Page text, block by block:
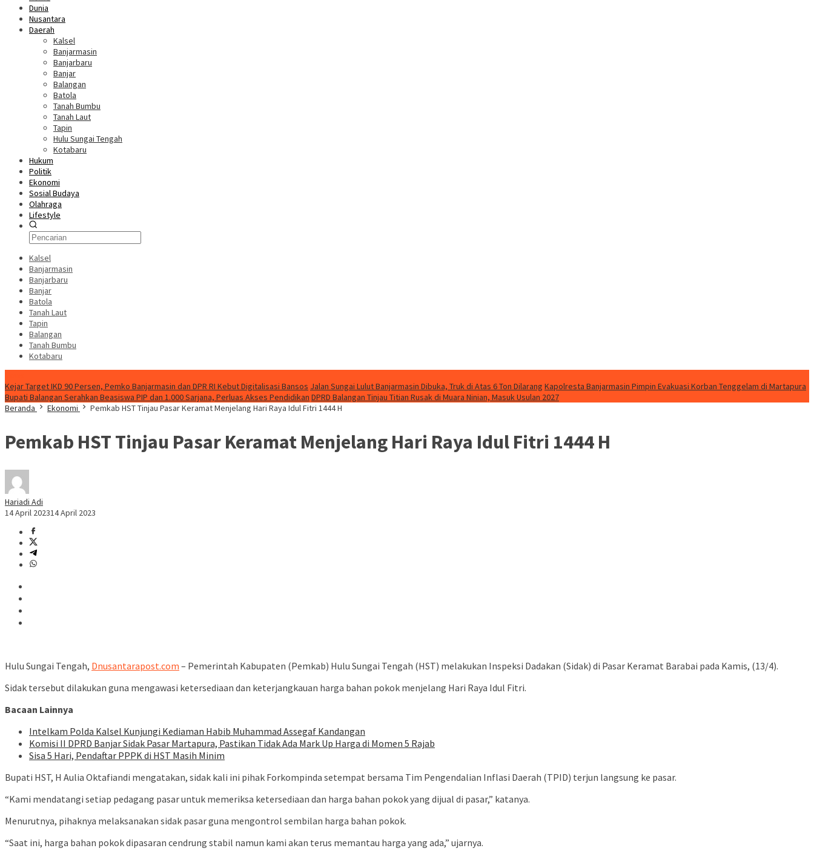
Dunia
Nusantara
Daerah
Kalsel
Banjarmasin
Banjarbaru
Banjar
Balangan
Batola
Tanah Bumbu
Tanah Laut
Tapin
Hulu Sungai Tengah
Kotabaru
Hukum
Politik
Ekonomi
Sosial Budaya
Olahraga
Lifestyle
Kalsel
Banjarmasin
Banjarbaru
Banjar
Batola
Tanah Laut
Tapin
Balangan
Tanah Bumbu
Kotabaru
Kejar Target IKD 90 Persen, Pemko Banjarmasin dan DPR RI Kebut Digitalisasi Bansos Jalan Sungai Lulut Banjarmasin Dibuka, Truk di Atas 6 Ton Dilarang Kapolresta Banjarmasin Pimpin Evakuasi Korban Tenggelam di Martapura
Bupati Balangan Serahkan Beasiswa PIP dan 1.000 Sarjana, Perluas Akses Pendidikan DPRD Balangan Tinjau Titian Rusak di Muara Ninian, Masuk Usulan 2027
Beranda
Ekonomi Pemkab HST Tinjau Pasar Keramat Menjelang Hari Raya Idul Fitri 1444 H
Pemkab HST Tinjau Pasar Keramat Menjelang Hari Raya Idul Fitri 1444 H
Hariadi Adi
14 April 202314 April 2023
Hulu Sungai Tengah, Dnusantarapost.com – Pemerintah Kabupaten (Pemkab) Hulu Sungai Tengah (HST) melakukan Inspeksi Dadakan (Sidak) di Pasar Keramat Barabai pada Kamis, (13/4).
Sidak tersebut dilakukan guna mengawasi ketersediaan dan keterjangkauan harga bahan pokok menjelang Hari Raya Idul Fitri.
Bacaan Lainnya
Intelkam Polda Kalsel Kunjungi Kediaman Habib Muhammad Assegaf Kandangan
Komisi II DPRD Banjar Sidak Pasar Martapura, Pastikan Tidak Ada Mark Up Harga di Momen 5 Rajab
Sisa 5 Hari, Pendaftar PPPK di HST Masih Minim
Bupati HST, H Aulia Oktafiandi mengatakan, sidak kali ini pihak Forkompinda setempat bersama Tim Pengendalian Inflasi Daerah (TPID) terjun langsung ke pasar.
“Kami mendatangi setiap pedagang pasar untuk memeriksa ketersediaan dan harga bahan pokok yang dijual di pasar,” katanya.
Menurutnya, pihaknya melaksanakan sidak pasar guna mengontrol sembilan harga bahan pokok.
“Saat ini, harga bahan pokok dipasaran cendrung stabil namun kami akan terus memantau harga yang ada,” ujarnya.